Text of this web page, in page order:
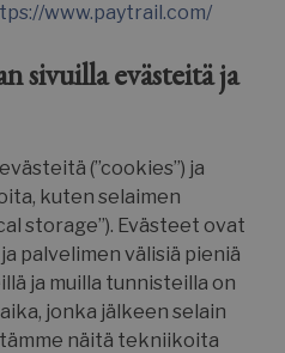
www.paytrail.com/
sivuilla evästeitä ja
(”cookies”) ja
kuten selaimen
storage”). Evästeet ovat
palvelimen välisiä pieniä
ja muilla tunnisteilla on
jonka jälkeen selain
näitä tekniikoita
YouTube
.youtube.com